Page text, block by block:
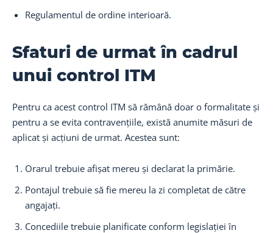
Regulamentul de ordine interioară.
Sfaturi de urmat în cadrul
unui control ITM
Pentru ca acest control ITM să rămână doar o formalitate și
pentru a se evita contravențiile, există anumite măsuri de
aplicat și acțiuni de urmat. Acestea sunt:
Orarul trebuie afișat mereu și declarat la primărie.
Pontajul trebuie să fie mereu la zi completat de către
angajați.
Concediile trebuie planificate conform legislației în